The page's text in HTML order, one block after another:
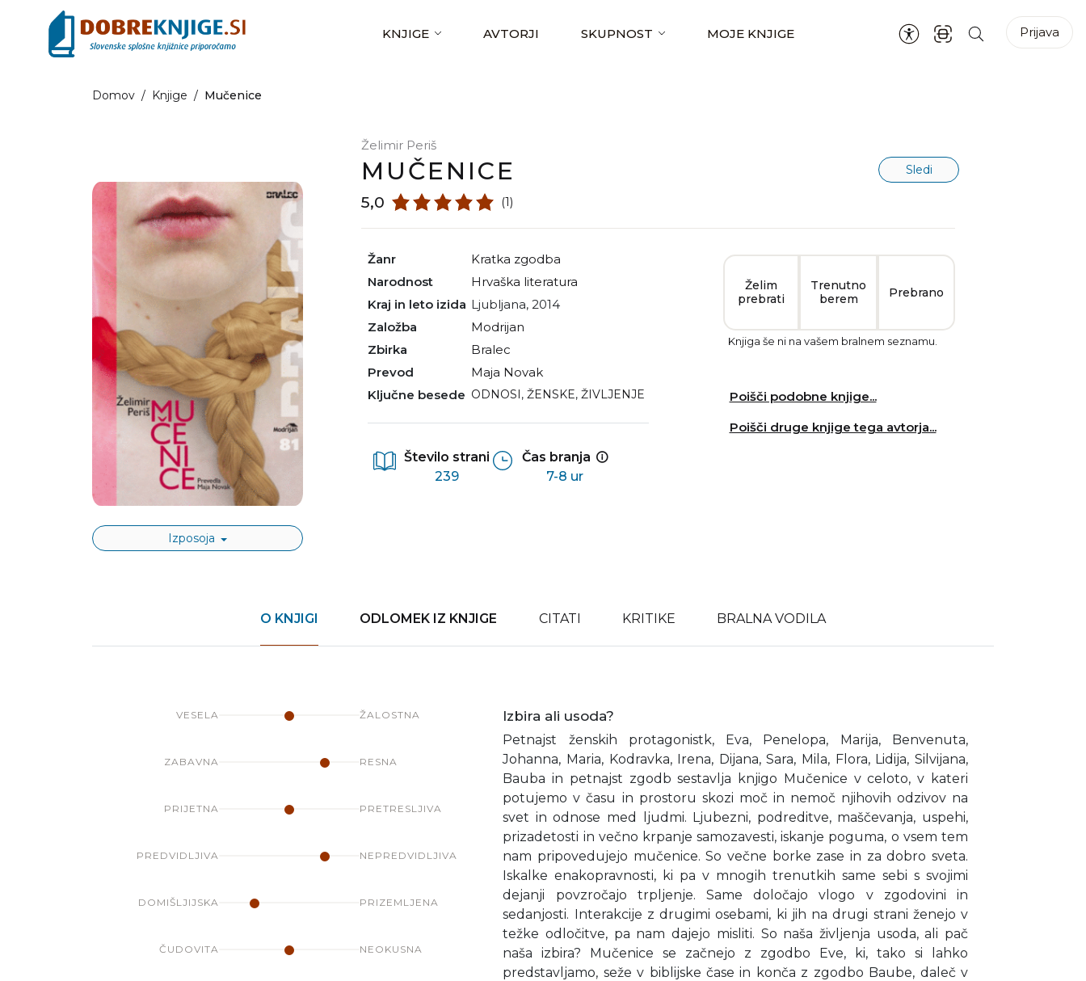
KNJIGE AVTORJI SKUPNOST MOJE KNJIGE Prijava
Domov / Knjige / Mučenice
Izposoja
Želimir Periš
MUČENICE Sledi
5,0 (1)
Žanr
kratka zgodba
Narodnost
hrvaška literatura
Kraj in leto izida
Ljubljana, 2014
Založba
Modrijan
Zbirka
Bralec
Prevod
Maja Novak
Ključne besede
ODNOSI, ŽENSKE, ŽIVLJENJE
Število strani
239
Čas branja
7-8 ur
Želim
prebrati
Trenutno
berem
Prebrano
Knjiga še ni na vašem bralnem seznamu.
Poišči podobne knjige...
Poišči druge knjige tega avtorja...
O KNJIGI ODLOMEK IZ KNJIGE CITATI KRITIKE BRALNA VODILA
VESELA ŽALOSTNA
ZABAVNA RESNA
PRIJETNA PRETRESLJIVA
PREDVIDLJIVA NEPREDVIDLJIVA
DOMIŠLJIJSKA PRIZEMLJENA
ČUDOVITA NEOKUSNA
Izbira ali usoda?
Petnajst ženskih protagonistk, Eva, Penelopa, Marija, Benvenuta,
Johanna, Maria, Kodravka, Irena, Dijana, Sara, Mila, Flora, Lidija, Silvijana,
Bauba in petnajst zgodb sestavlja knjigo Mučenice v celoto, v kateri
potujemo v času in prostoru skozi moč in nemoč njihovih odzivov na
svet in odnose med ljudmi. Ljubezni, podreditve, maščevanja, uspehi,
prizadetosti in večno krpanje samozavesti, iskanje poguma, o vsem tem
nam pripovedujejo mučenice. So večne borke zase in za dobro sveta.
Iskalke enakopravnosti, ki pa v mnogih trenutkih same sebi s svojimi
dejanji povzročajo trpljenje. Same določajo vlogo v zgodovini in
sedanjosti. Interakcije z drugimi osebami, ki jih na drugi strani ženejo v
težke odločitve, pa nam dajejo misliti. So naša življenja usoda, ali pač
naša izbira? Mučenice se začnejo z zgodbo Eve, ki, tako si lahko
predstavljamo, seže v biblijske čase in konča z zgodbo Baube, daleč v